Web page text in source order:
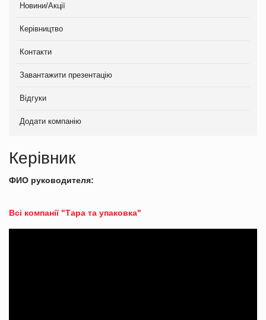
Новини/Акції
Керівництво
Контакти
Завантажити презентацію
Відгуки
Додати компанію
Керівник
ФИО руководителя:
Всі компанії "Тара та упаковка"